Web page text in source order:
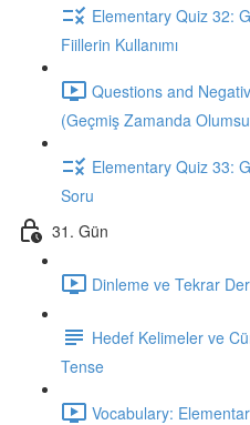
Elementary Quiz 32:
Fiillerin Kullanımı
Questions and
(Geçmiş Zamanda
Elementary Quiz 33:
Soru
31. Gün
Dinleme ve Tekrar
Hedef Kelimeler ve
Tense
Vocabulary: